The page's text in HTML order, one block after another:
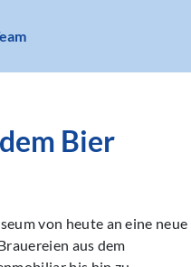
Bier
von heute an eine neue
aus dem